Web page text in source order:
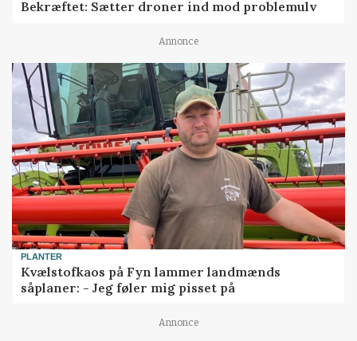
Bekræftet: Sætter droner ind mod problemulv
Annonce
PLANTER
Kvælstofkaos på Fyn lammer landmænds
såplaner: - Jeg føler mig pisset på
Annonce